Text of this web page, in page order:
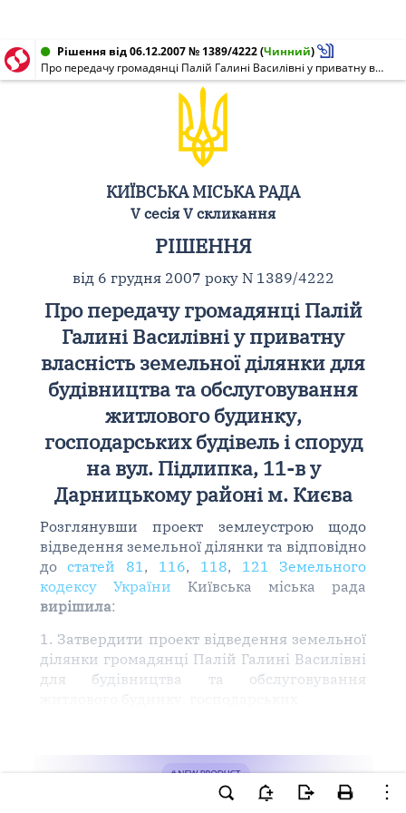
Рішення від 06.12.2007 № 1389/4222(Чинний)
Про передачу громадянці Палій Галині Василівні у приватну власність земельної ділянки для будівництва та обслуговування житлового будинку, господарських будівель і споруд на вул. Підлипка, 11-в у Дарницькому районі м. Києва
КИЇВСЬКА МІСЬКА РАДА
V сесія V скликання
РІШЕННЯ
від 6 грудня 2007 року N 1389/4222
Про передачу громадянці Палій
Галині Василівні у приватну
власність земельної ділянки для
будівництва та обслуговування
житлового будинку,
господарських будівель і споруд
на вул. Підлипка, 11-в у
Дарницькому районі м. Києва
Розглянувши проект землеустрою щодо
відведення земельної ділянки та відповідно
достатей 81, 116, 118, 121 Земельного
кодексу України Київська міська рада
вирішила:
1. Затвердити проект відведення земельної
ділянки громадянці Палій Галині Василівні
для будівництва та обслуговування